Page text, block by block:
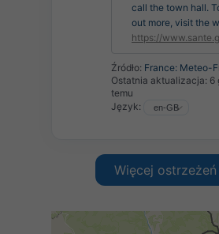
call the town hall.
out more, visit the
https://
Źródło: France: Meteo-
Ostatnia aktualizacja: 6
temu
Język:
Więcej ostrzeżeń